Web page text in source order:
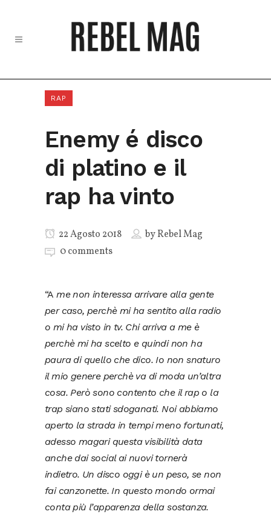
RAP
Enemy é disco
di platino e il
rap ha vinto
22 Agosto 2018 byRebel Mag
0 comments
“A me non interessa arrivare alla gente
per caso, perchè mi ha sentito alla radio
o mi ha visto in tv. Chi arriva a me è
perchè mi ha scelto e quindi non ha
paura di quello che dico. Io non snaturo
il mio genere perchè va di moda un’altra
cosa. Però sono contento che il rap o la
trap siano stati sdoganati. Noi abbiamo
aperto la strada in tempi meno fortunati,
adesso magari questa visibilità data
anche dai social ai nuovi tornerà
indietro. Un disco oggi è un peso, se non
fai canzonette. In questo mondo ormai
conta più l’apparenza della sostanza.